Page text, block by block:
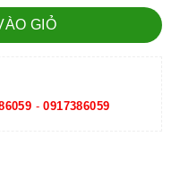
GIỎ
-0917386059